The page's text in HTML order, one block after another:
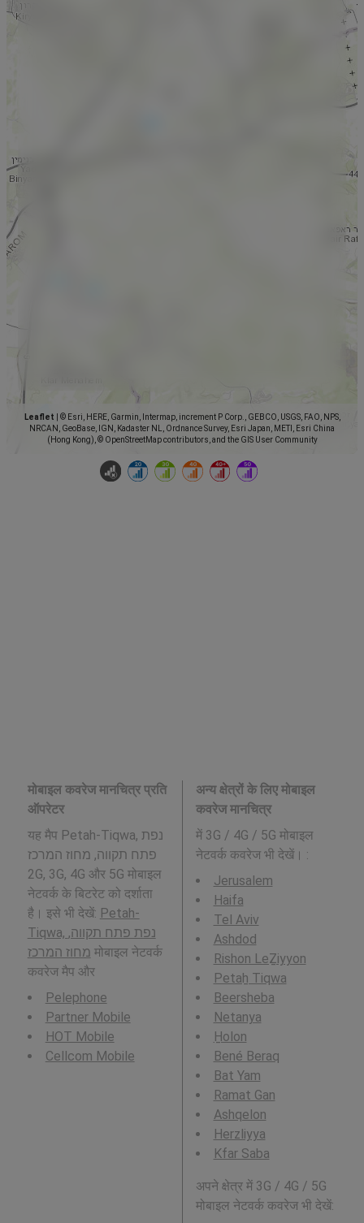
Leaflet
© Esri, HERE, Garmin, Intermap, increment P Corp., GEBCO, USGS, FAO, NPS,
NRCAN, GeoBase, IGN, Kadaster NL, Ordnance Survey, Esri Japan, METI, Esri China
(Hong Kong), © OpenStreetMap contributors, and the GIS User Community
मोबाइल कवरेज मानचित्र प्रति
ऑपरेटर
यह मैप Petah-Tiqwa, נפת
פתח תקווה, מחוז המרכז
2G, 3G, 4G और 5G मोबाइल
नेटवर्क के बिटरेट को दर्शाता
है। इसे भी देखें: Petah-
Tiqwa, נפת פתח תקווה,
מחוז המרכז मोबाइल नेटवर्क
कवरेज मैप और
Pelephone
Partner Mobile
HOT Mobile
Cellcom Mobile
अन्य क्षेत्रों के लिए मोबाइल
कवरेज मानचित्र
में 3G / 4G / 5G मोबाइल
नेटवर्क कवरेज भी देखें। :
Jerusalem
Haifa
Tel Aviv
Ashdod
Rishon LeẔiyyon
Petaẖ Tiqwa
Beersheba
Netanya
H̱olon
Bené Beraq
Bat Yam
Ramat Gan
Ashqelon
Herzliyya
Kfar Saba
अपने क्षेत्र में 3G / 4G / 5G
मोबाइल नेटवर्क कवरेज भी देखें: